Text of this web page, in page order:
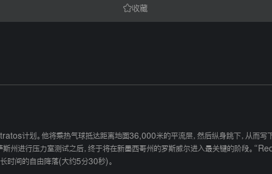
收藏
计划。他将乘热气球抵达距离地面36,000米的平流层，然后纵身跳下，从而
斯州进行压力室测试之后，终于将在新墨西哥州的罗斯威尔进入最关键的阶段。
时间的自由降落(大约5分30秒)。